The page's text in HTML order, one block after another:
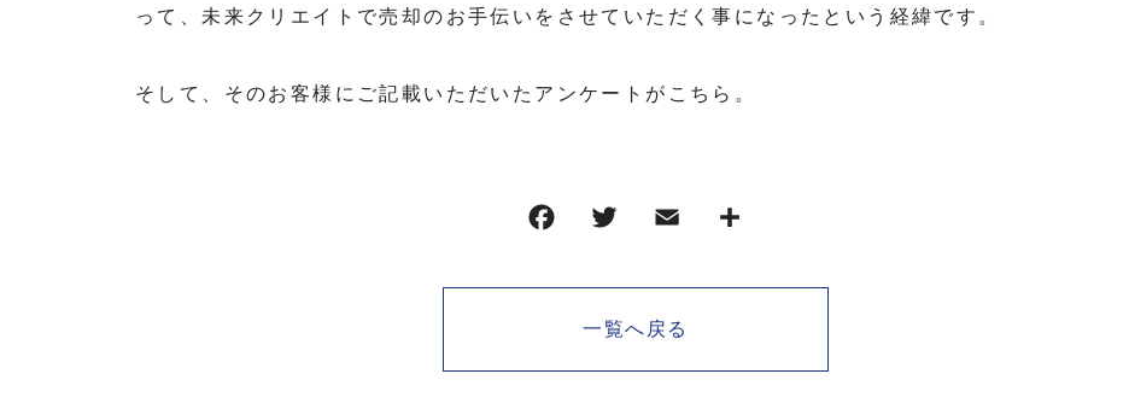
って、未来クリエイトで売却のお手伝いをさせていただく事になったという経緯です。
そして、そのお客様にご記載いただいたアンケートが こちら 。
一覧へ戻る